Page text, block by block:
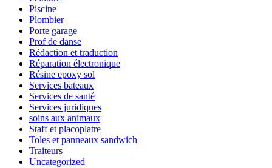
Piscine
Plombier
Porte garage
Prof de danse
Rédaction et traduction
Réparation électronique
Résine epoxy sol
Services bateaux
Services de santé
Services juridiques
soins aux animaux
Staff et placoplatre
Toles et panneaux sandwich
Traiteurs
Uncategorized